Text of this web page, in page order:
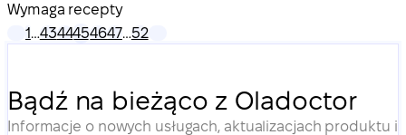
Wymaga recepty
1…4344454647…52
Bądź na bieżąco z Oladoctor
Informacje o nowych usługach, aktualizacjach produktu i